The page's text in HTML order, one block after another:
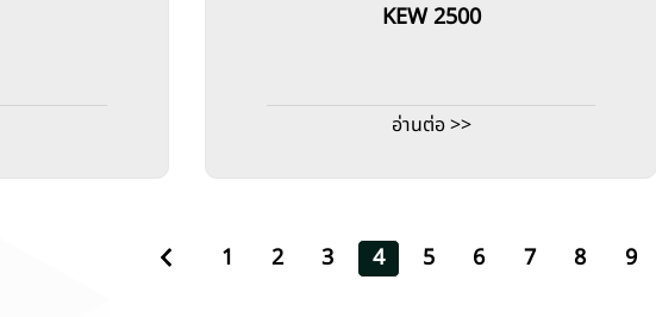
KEW 2500
อ่านต่อ >>
1 2 3 4 5 6 7 8 9